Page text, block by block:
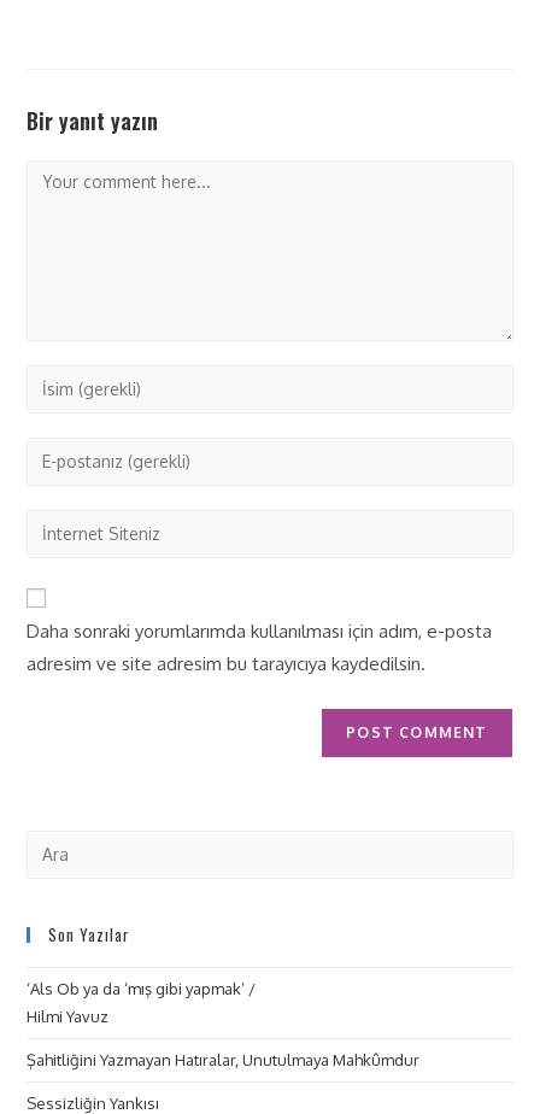
Bir yanıt yazın
Daha sonraki yorumlarımda kullanılması için adım, e-posta
adresim ve site adresim bu tarayıcıya kaydedilsin.
Son Yazılar
‘Als Ob ya da ‘mış gibi yapmak’ /
Hilmi Yavuz
Şahitliğini Yazmayan Hatıralar, Unutulmaya Mahkûmdur
Sessizliğin Yankısı